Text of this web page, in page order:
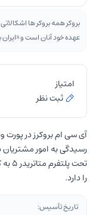
بروکر همه بروکر ها
عهده خود آنان است و «ایران
امتیاز
ثبت نظر
آی سی ام بروکرز در پورت
را دارد.
تاریخ تأسیس: